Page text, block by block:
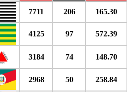
7711 206 165.30
4125 97 572.39
3184 74 148.70
2968 50 258.84